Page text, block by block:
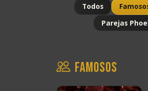
Todos
Parejas
Famosos